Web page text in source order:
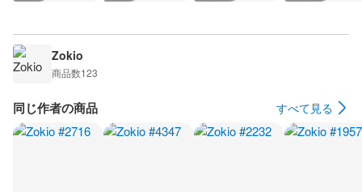
Zokio
商品数123
同じ作者の商品 すべて見る